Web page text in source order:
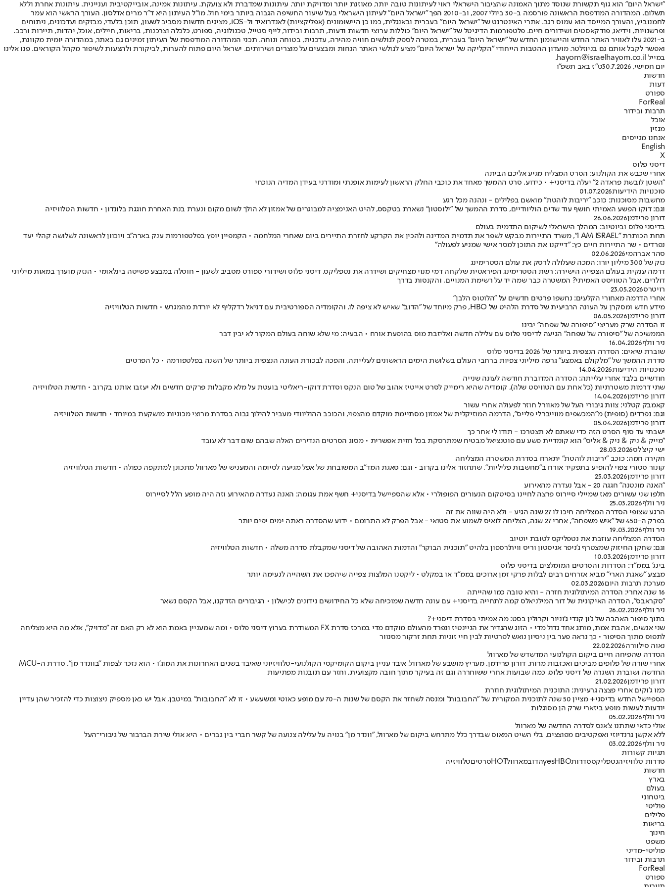
"ישראל היום" הוא גוף תקשורת שנוסד מתוך האמונה שהציבור הישראלי ראוי לעיתונות טובה יותר, מאוזנת יותר ומדויקת יותר. עיתונות שמדברת ולא צועקת. עיתונות אמינה, אובייקטיבית ועניינית. עיתונות אחרת וללא
תשלום. המהדורה המודפסת הראשונה פורסמה ב-30 ביולי 2007, וב-2010 הפך "ישראל היום" לעיתון הישראלי בעל שיעור החשיפה הגבוה ביותר בימי חול. מו"ל העיתון היא ד"ר מרים אדלסון. העורך הראשי הוא עמר
לחמנוביץ, והעורך המייסד הוא עמוס רגב. אתרי האינטרנט של "ישראל היום" בעברית ובאנגלית, כמו כן היישומונים (אפליקציות) לאנדרואיד ול-iOS, מציגים חדשות מסביב לשעון, תוכן בלעדי, מבזקים ועדכונים, ניתוחים
ופרשנויות, וידיאו, פודקאסטים ושידורים חיים. פלטפורמות הדיגיטל של "ישראל היום" כוללות ערוצי חדשות ודעות, תרבות ובידור, לייף סטייל, טכנולוגיה, ספורט, כלכלה וצרכנות, בריאות, חיילים, אוכל, יהדות, תיירות ורכב.
ב-2021 עלו לאוויר האתר החדש והיישומון החדש של "ישראל היום" בעברית, במטרה לספק לגולשים חוויה מהירה, עדכנית, בטוחה ונוחה. תכני המהדורה המודפסת של העיתון זמינים גם באתר, במהדורה יומית מקוונת,
ואפשר לקבל אותם גם בניוזלטר. מועדון ההטבות הייחודי "הקליקה של ישראל היום" מציע לגולשי האתר הנחות ומבצעים על מוצרים ושירותים. ישראל היום פתוח להערות, לביקורת ולהצעות לשיפור מקהל הקוראים. פנו אלינו
במייל hayom@israelhayom.co.il.
יום חמישי, 30.7.2026
ט"ז באב תשפ"ו
חדשות
דעות
ספורט
ForReal
תרבות ובידור
אוכל
מגזין
אנחנו מגייסים
English
X
דיסני פלוס
אחרי שכבש את הקולנוע: הסרט המצליח מגיע אליכם הביתה
"השטן לובשת פראדה 2" יעלה בדיסני+ • כידוע, סרט ההמשך מאחד את כוכבי החלק הראשון לעימות אופנתי ומודרני בעידן המדיה הנוכחי
סוכנויות הידיעות01.07.2026
מחשבות מסוכנות: כוכב "יריבות לוהטת" מואשם בפלילים - ונהנה מכל רגע
וגם: דוקו הפשע האמיתי חושף עוד שדים הוליוודיים, סדרת ההמשך של "ילוסטון" נשארת בטקסס, להיט האנימציה למבוגרים של אמזון לא הולך לשום מקום ונערת בנת האחרת חוגגת בלונדון • חדשות הטלוויזיה
דורון פרידמן26.06.2026
בדיסני פלוס וביוטיוב: המהלך הישראלי לשיקום התדמית בעולם
תחת הכותרת "I AM ISRAEL", משרד התיירות מבקש לשפר את תדמית המדינה ולהכין את הקרקע לחזרת התיירים ביום שאחרי המלחמה • הקמפיין יופץ בפלטפורמות ענק בארה"ב ויוכוון לראשונה לשלושה קהלי יעד
נפרדים • שר התיירות חיים כץ: "דייקנו את התוכן למסר אישי שמניע לפעולה"
סהר אברהמי02.06.2026
נזק של 300 מיליון יורו: המכה שעלולה לרסק את עולם הסטרימינג
דרמה ענקית בעולם הצפייה הישירה: רשת הסטרימינג הפיראטית שלקחה דמי מנוי מצחיקים ושידרה את נטפליקס, דיסני פלוס ושידורי ספורט מסביב לשעון - חוסלה במבצע פשיטה בינלאומי • הנזק מוערך במאות מיליוני
דולרים, אבל הטוויסט האמיתי? המשטרה כבר שמה יד על רשימת המנויים, והקנסות בדרך
רויטרס23.05.2026
אחרי הדרמה מאחורי הקלעים: נחשפו פרטים חדשים על "הלוטוס הלבן"
מידע חדש ומסקרן על העונה הרביעית של סדרת הלהיט של HBO, פרק מיוחד של "הדוב" שאיש לא ציפה לו, והקומדיה הספורטיבית עם דניאל רדקליף לא יורדת מהמגרש • חדשות הטלוויזיה
דורון פרידמן06.05.2026
זו הסדרה שרק מעריצי "סיפורה של שפחה" יבינו
הממשיכה של "סיפורה של שפחה" הגיעה לדיסני פלוס עם עלילה חדשה ואליזבת מוס בהופעת אורח • הבעיה: מי שלא שוחה בעולם המקור לא יבין דבר
ניר וולף16.04.2026
שוברת שיאים: הסדרה הנצפית ביותר של 2026 בדיסני פלוס
סדרת ההמשך של "מלקולם באמצע" גרפה מיליוני צפיות ברחבי העולם בשלושת הימים הראשונים לעלייתה, והפכה לבכורת העונה הנצפית ביותר של השנה בפלטפורמה • כל הפרטים
סוכנויות הידיעות14.04.2026
חודשיים בלבד אחרי עלייתה: הסדרה המדוברת חודשה לעונה שנייה
שתי דרמות משטרתיות (כל אחת עם הטוויסט שלה), קומדיה שהיא רימייק לסרט אייטיז אהוב של טום הנקס וסדרת דוקו-ריאליטי בועטת על מלא מקבלות פרקים חדשים ולא יעזבו אותנו בקרוב • חדשות הטלוויזיה
דורון פרידמן14.04.2026
קאמבק קטלני: צוות גיבורי העל של מאוורל חוזר לפעולה אחרי עשור
וגם: נפרדים (סופית) מ"המכשפים מווייברלי פלייס", הדרמה המוזיקלית של אמזון מסתיימת מוקדם מהצפוי, והכוכב ההוליוודי מעביר להילוך גבוה בסדרת מרוצי מכוניות מושקעת במיוחד • חדשות הטלוויזיה
דורון פרידמן05.04.2026
ישבתי עד סוף הסרט הזה כדי שאתם לא תצטרכו - תודו לי אחר כך
"מייק & ניק & ניק & אליס" הוא קומדיית פשע עם פוטנציאל מבטיח שמתרסקת בכל חזית אפשרית • מסוג הסרטים הנדירים האלה שבהם שום דבר לא עובד
ישי קיצ'לס28.03.2026
חקירה חמה: כוכב "יריבות לוהטת" יתארח בסדרת המשטרה המצליחה
קונור סטורי צפוי להופיע בתפקיד אורח ב"מחשבות פליליות", שתחזור אלינו בקרוב • וגם: סאגת המד"ב המשובחת של אפל מגיעה לסיומה והמעניש של מארוול מתכונן למתקפה כפולה • חדשות הטלוויזיה
דורון פרידמן25.03.2026
"האנה מונטנה" חגגה 20 - אבל נעדרה מהאירוע
חלפו שני עשורים מאז שמיילי סיירוס פרצה לחיינו בסיטקום הנעורים הפופולרי • אלא שהספיישל בדיסני+ חשף אמת עגומה: האנה נעדרה מהאירוע וזה היה מופע הלל לסיירוס
ניר וולף25.03.2026
הרגע שצופי הסדרה המצליחה חיכו לו 27 שנה הגיע - ולא היה שווה את זה
בפרק ה-450 של "איש משפחה", אחרי 27 שנה, הצליחה לואיס לשמוע את סטואי - אבל הפרק לא התרומם • ידוע שהסדרה ראתה ימים יפים יותר
ניר וולף19.03.2026
הסדרה המצליחה עוזבת את נטפליקס לטובת יוטיוב
וגם: שחקן החיזוק שמצטרף ג'ניפר אניסטון וריס ווית'רספון בלהיט "תוכנית הבוקר" והדמות האהובה של דיסני שמקבלת סדרה משלה • חדשות הטלוויזיה
דורון פרידמן10.03.2026
בינג' בממ"ד: הסדרות והסרטים המומלצים בדיסני פלוס
מבצע "שאגת הארי" מביא אזרחים רבים לבלות פרקי זמן ארוכים בממ"ד או במקלט • ליקטנו המלצות צפייה שיהפכו את השהייה לנעימה יותר
מערכת תרבות היום02.03.2026
16 שנה אחרי: הסדרה המיתולוגית חזרה - והיא טובה כמו שהייתה
"סקראבס", הסדרה האיקונית של דור המילניאלס קמה לתחייה בדיסני+ עם עונה חדשה שמוכיחה שלא כל החידושים נידונים לכישלון • הגיבורים הזדקנו, אבל הקסם נשאר
ניר וולף26.02.2026
בתוך סיפור האהבה של ג'ון קנדי ג'וניור וקרולין בסט: מה אמיתי בסדרת דיסני+?
שני אנשים, אהבת אמת, מותג אחד גדול מדי • הזוג שהגדיר את הניינטיז ונפרד מהעולם מוקדם מדי במרכז סדרת FX המשודרת בערוץ דיסני פלוס • ומה שמעניין באמת הוא לא רק האם זה "מדויק", אלא מה היא מצליחה
לתפוס מתוך הסיפור • כך נראה פער בין ניסיון נואש לפרטיות לבין חיי זוגיות תחת זרקור מסנוור
נאוה סילוורה22.02.2026
הסדרה שהפיחה חיים ביקום הקולנועי המדשדש של מארוול
אחרי שורה של פלופים מביכים ואכזבות מרות, דורון פרידמן, מעריץ מושבע של מארוול, איבד עניין ביקום הקומיקסי הקולנועי-טלוויזיוני שאיבד בשנים האחרונות את המוג'ו • הוא נזכר לצפות "בוונדר מן", סדרת ה-MCU
החדשה ושוברת השגרה של דיסני פלוס, כמה שבועות אחרי ששוחררה וגם זה בעיקר מתוך חובה מקצועית, וחזר עם תובנות מפתיעות
דורון פרידמן21.02.2026
כמו ג'וקים אחרי פצצה גרעינית: התוכנית המיתולוגית חוזרת
הספיישל החדש בדיסני+ מציין 50 שנה לתוכנית המקורית של "החבובות" ומנסה לשחזר את הקסם של שנות ה-70 עם מופע כאוטי ומשעשע • זו לא "החבובות" במיטבן, אבל יש כאן מספיק ניצוצות כדי להזכיר שהן עדיין
יודעות לעשות מופע ביזארי שרק הן מסוגלות
ניר וולף05.02.2026
אולי כדאי שתתנו צ'אנס לסדרה החדשה של מארוול
ללא אקשן גרנדיוזי ואפקטיבים מפוצצים, בלי השיט המאוס שבדרך כלל מתרחש ביקום של מארוול, "וונדר מן" בנויה על עלילה צנועה של קשר חברי בין גברים • היא אולי שירת הברבור של גיבורי־העל
ניר וולף03.02.2026
תגיות קשורות
סדרות טלוויזיהנטפליקססדרות yesHBO הדובמארוולHOTסרטיםטלוויזיה
חדשות
בארץ
בעולם
ביטחוני
פוליטי
פלילים
בריאות
חינוך
משפט
פוליטי-מדיני
תרבות ובידור
ForReal
ספורט